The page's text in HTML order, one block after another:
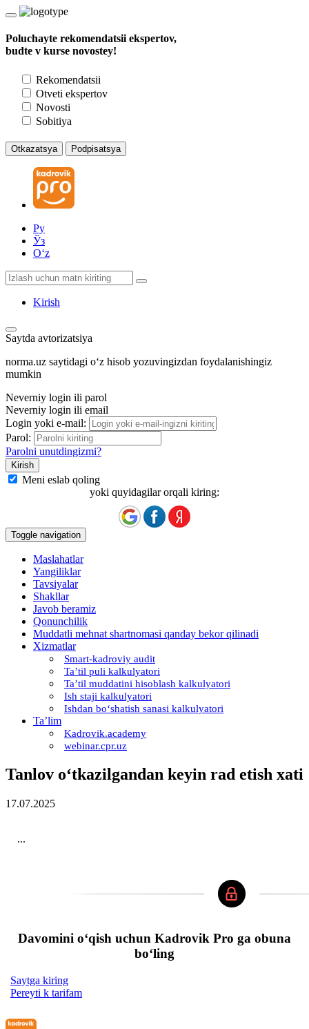
Poluchayte rekomendatsii ekspertov,
budte v kurse novostey!
Rekomendatsii
Otveti ekspertov
Novosti
Sobitiya
Otkazatsya Podpisatsya
Ру
Ўз
Oʻz
Kirish
Saytda avtorizatsiya
norma.uz saytidagi oʻz hisob yozuvingizdan foydalanishingiz
mumkin
Neverniy login ili parol
Neverniy login ili email
Login yoki e-mail:
Parol:
Parolni unutdingizmi?
Meni eslab qoling
yoki quyidagilar orqali kiring:
Toggle navigation
Maslahatlar
Yangiliklar
Tavsiyalar
Shakllar
Javob beramiz
Qonunchilik
Muddatli mehnat shartnomasi qanday bekor qilinadi
Xizmatlar
Smart-kadroviy audit
Ta’til puli kalkulyatori
Ta’til muddatini hisoblash kalkulyatori
Ish staji kalkulyatori
Ishdan boʻshatish sanasi kalkulyatori
Ta’lim
Kadrovik.academy
webinar.cpr.uz
Tanlov oʻtkazilgandan keyin rad etish хati
17.07.2025
...
Davomini oʻqish uchun Kadrovik Pro ga obuna
boʻling
Saytga kiring
Pereyti k tarifam